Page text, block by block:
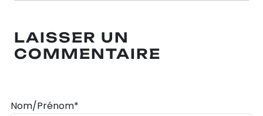
LAISSER UN
COMMENTAIRE
Nom/Prénom*